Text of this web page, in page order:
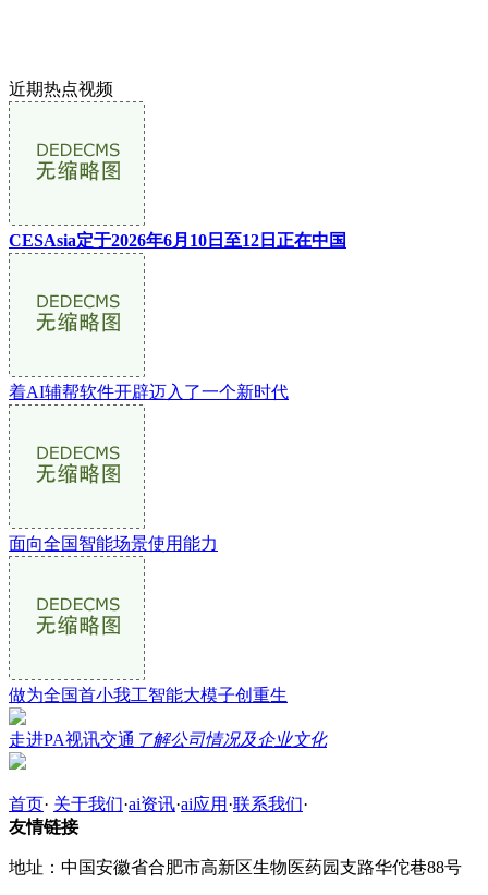
近期热点视频
CESAsia定于2026年6月10日至12日正在中国
着AI辅帮软件开辟迈入了一个新时代
面向全国智能场景使用能力
做为全国首小我工智能大模子创重生
走进PA视讯交通 了解公司情况及企业文化
首页· 关于我们·ai资讯·ai应用 ·联系我们·
友情链接
地址：中国安徽省合肥市高新区生物医药园支路华佗巷88号